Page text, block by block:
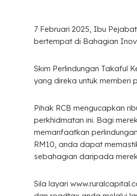
7 Februari 2025, Ibu
bertempat di Bahagian
Skim Perlindungan Takaful
yang direka untuk memberi
Pihak RCB mengucapkan
perkhidmatan ini. Bagi
memanfaatkan
RM10, anda dapat
sebahagian daripada
Sila layari